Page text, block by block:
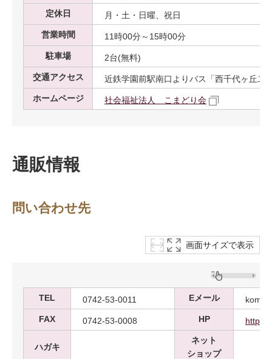
定休日
月・土・日曜、祝日
営業時間
11時00分～15時00分
駐車場
2台(無料)
交通アクセス
近鉄学園前駅南口よりバス「西千代ヶ丘二
ホームページ
社会福祉法人 こまどり会
通販情報
問い合わせ先
画面サイズで表示
TEL 0742-53-0011 Eメール
FAX
0742-53-0008 HP http://
ハガキ
ネット
ショップ